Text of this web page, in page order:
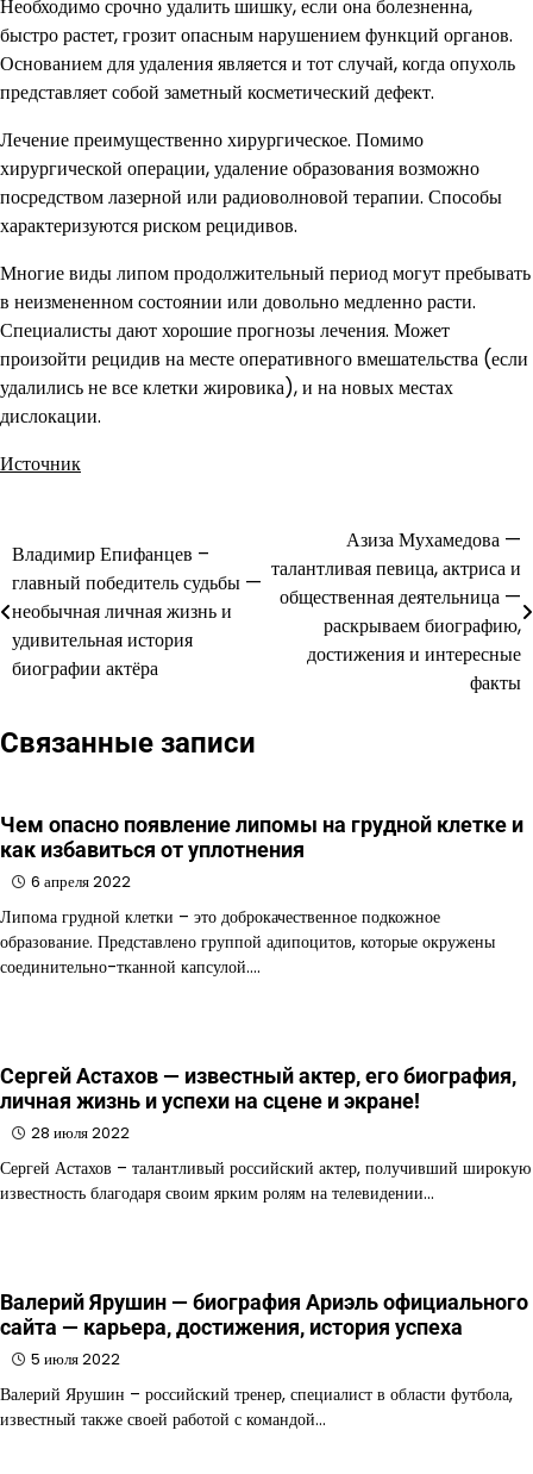
Необходимо срочно удалить шишку, если она болезненна,
быстро растет, грозит опасным нарушением функций органов.
Основанием для удаления является и тот случай, когда опухоль
представляет собой заметный косметический дефект.
Лечение преимущественно хирургическое. Помимо
хирургической операции, удаление образования возможно
посредством лазерной или радиоволновой терапии. Способы
характеризуются риском рецидивов.
Многие виды липом продолжительный период могут пребывать
в неизмененном состоянии или довольно медленно расти.
Специалисты дают хорошие прогнозы лечения. Может
произойти рецидив на месте оперативного вмешательства (если
удалились не все клетки жировика), и на новых местах
дислокации.
Источник
Навигация
по
записям
Владимир Епифанцев –
главный победитель судьбы —
необычная личная жизнь и
удивительная история
биографии актёра
Азиза Мухамедова —
талантливая певица, актриса и
общественная деятельница —
раскрываем биографию,
достижения и интересные
факты
Связанные записи
Чем опасно появление липомы на грудной клетке и
как избавиться от уплотнения
6 апреля 2022
Липома грудной клетки – это доброкачественное подкожное
образование. Представлено группой адипоцитов, которые окружены
соединительно-тканной капсулой.…
Сергей Астахов — известный актер, его биография,
личная жизнь и успехи на сцене и экране!
28 июля 2022
Сергей Астахов – талантливый российский актер, получивший широкую
известность благодаря своим ярким ролям на телевидении…
Валерий Ярушин — биография Ариэль официального
сайта — карьера, достижения, история успеха
5 июля 2022
Валерий Ярушин – российский тренер, специалист в области футбола,
известный также своей работой с командой…